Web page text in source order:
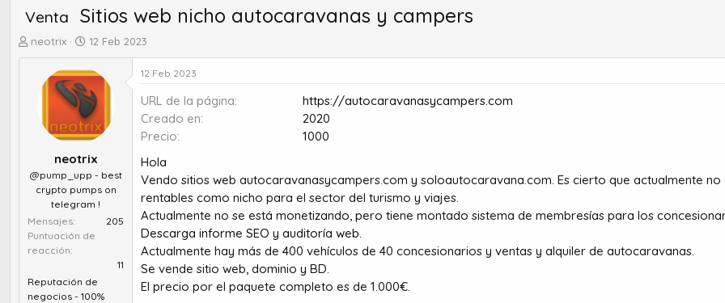
Venta Sitios web nicho autocaravanas y campers
A
m
neotrix
F
c
a
d
e
n
i
c
12 Feb 2023
neotrix
@pump_upp - best
crypto pumps on
telegram !
Mensajes
205
Puntuación de
reacción
11
Reputación de
negocios - 100%
12 Feb 2023
URL de la página
https://autocaravanasycampers.com
Creado en
2020
Precio
1000
Hola
Vendo sitios web autocaravanasycampers.com y soloautocaravana.com. Es cierto que actualmente
rentables como nicho para el sector del turismo y viajes.
Actualmente no se está monetizando, pero tiene montado sistema de membresías para los
Descarga informe SEO y auditoría web.
Actualmente hay más de 400 vehículos de 40 concesionarios y ventas y alquiler de autocaravanas.
Se vende sitio web, dominio y BD.
El precio por el paquete completo es de 1.000€.